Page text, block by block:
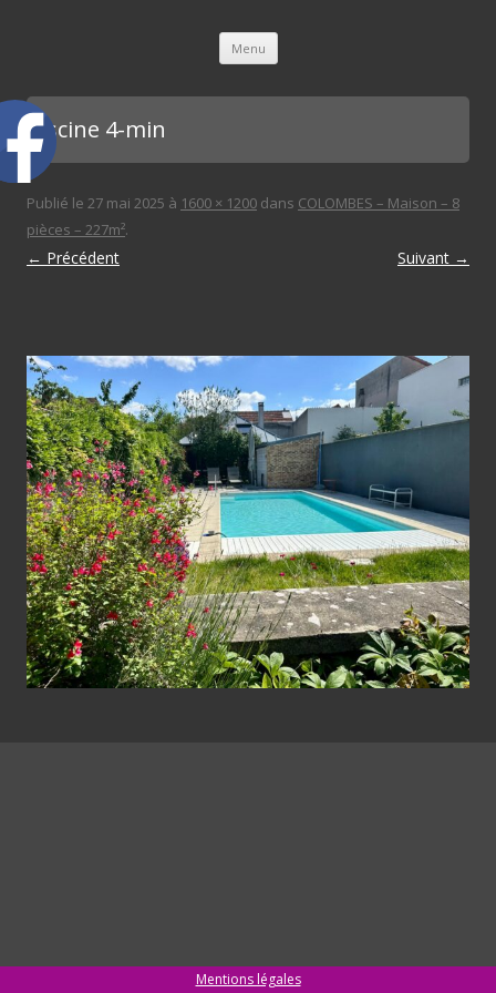
Menu Aller au contenu principal
piscine 4-min
Publié le 27 mai 2025 à 1600 × 1200 dans COLOMBES – Maison – 8
pièces – 227m².
← Précédent Suivant →
Mentions légales